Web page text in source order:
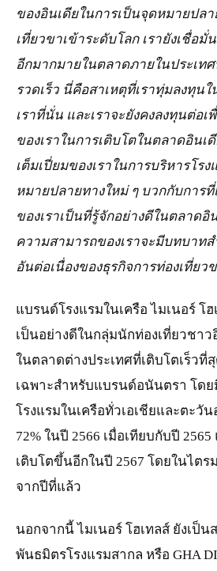
ของอินเดียในการเป็นจุดหมายปล
เที่ยวขาเข้าระดับโลก เรายังเชื่อมั่
อีกมากมายในตลาดภายในประเท
รวดเร็ว นี่คือสาเหตุที่เราทุ่มลงทุน
เราที่นั่น และเราจะยังคงลงทุนต่อ
ของเราในการเติบโตในตลาดอิน
เต็มเปี่ยมของเราในการบริหารโร
หมายปลายทางใหม่ ๆ บวกกับการ
ของเราเป็นที่รู้จักอย่างดีในตลาดอิ
ความสามารถของเราจะมีบทบาท
อันต่อเนื่องของธุรกิจการท่องเที่ยว
แบรนด์โรงแรมในเครือ ไมเนอร์ โ
เป็นอย่างดีในกลุ่มนักท่องเที่ยวชาว
ในตลาดต่างประเทศที่เติบโตเร็วที่
เฉพาะสำหรับแบรนด์อนันตรา โดย
โรงแรมในเครือทั่วเอเชียและตะวั
72% ในปี 2566 เมื่อเทียบกับปี
เติบโตขึ้นอีกในปี 2567 โดยในไตร
จากปีที่แล้ว
นอกจากนี้ ไมเนอร์ โฮเทลส์ ยังเป็
พันธมิตรโรงแรมสากล หรือ GHA